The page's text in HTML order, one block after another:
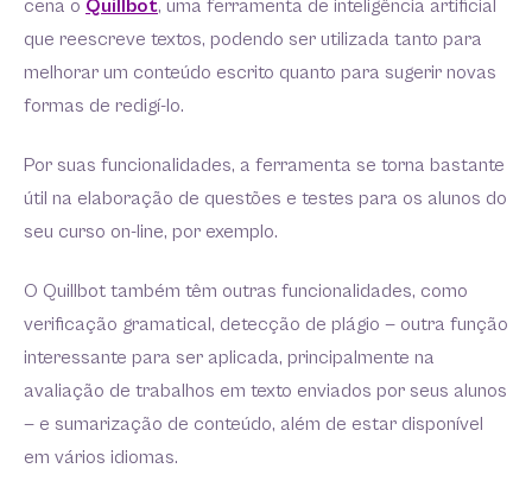
cena o Quillbot, uma ferramenta de inteligência artificial
que reescreve textos, podendo ser utilizada tanto para
melhorar um conteúdo escrito quanto para sugerir novas
formas de redigí-lo.
Por suas funcionalidades, a ferramenta se torna bastante
útil na elaboração de questões e testes para os alunos do
seu curso on-line, por exemplo.
O Quillbot também têm outras funcionalidades, como
verificação gramatical, detecção de plágio — outra função
interessante para ser aplicada, principalmente na
avaliação de trabalhos em texto enviados por seus alunos
— e sumarização de conteúdo, além de estar disponível
em vários idiomas.